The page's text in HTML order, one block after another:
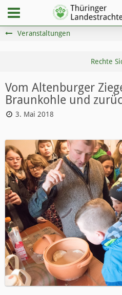
Veranstaltungen
Vom Altenburger
Braunkohle und
3. Mai 2018